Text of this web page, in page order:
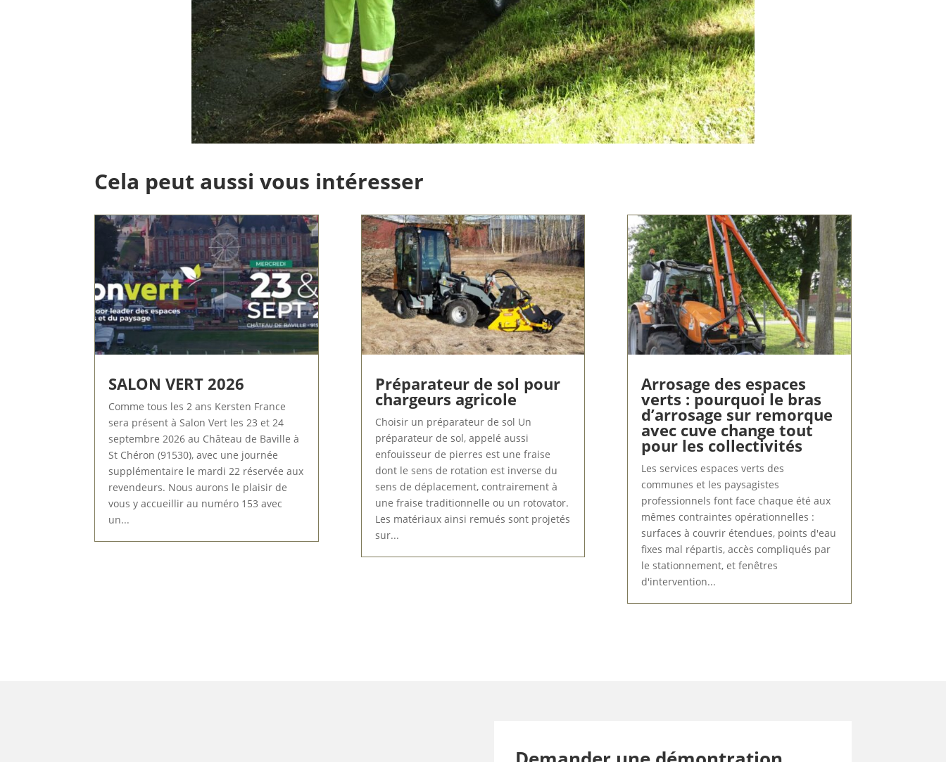
Cela peut aussi vous intéresser
SALON VERT 2026
Comme tous les 2 ans Kersten France
sera présent à Salon Vert les 23 et 24
septembre 2026 au Château de Baville à
St Chéron (91530), avec une journée
supplémentaire le mardi 22 réservée aux
revendeurs. Nous aurons le plaisir de
vous y accueillir au numéro 153 avec
un...
Préparateur de sol pour
chargeurs agricole
Choisir un préparateur de sol Un
préparateur de sol, appelé aussi
enfouisseur de pierres est une fraise
dont le sens de rotation est inverse du
sens de déplacement, contrairement à
une fraise traditionnelle ou un rotovator.
Les matériaux ainsi remués sont projetés
sur...
Arrosage des espaces
verts : pourquoi le bras
d’arrosage sur remorque
avec cuve change tout
pour les collectivités
Les services espaces verts des
communes et les paysagistes
professionnels font face chaque été aux
mêmes contraintes opérationnelles :
surfaces à couvrir étendues, points d'eau
fixes mal répartis, accès compliqués par
le stationnement, et fenêtres
d'intervention...